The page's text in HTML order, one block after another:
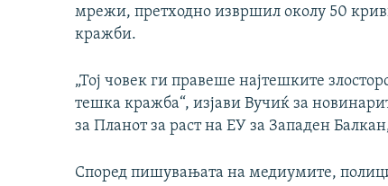
мрежи, претходно извршил околу 50
кражби.
„Тој човек ги правеше најтешките
тешка кражба“, изјави Вучиќ за
за Планот за раст на ЕУ за Западен
Според пишувањата на медиумите,